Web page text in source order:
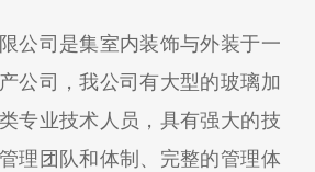
公司是集室内装饰与外装于一
公司，我公司有大型的玻璃加
专业技术人员，具有强大的技
理团队和体制、完整的管理体